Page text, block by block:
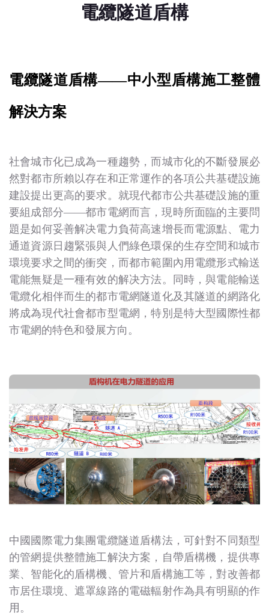
電纜隧道盾構
電纜隧道盾構——中小型盾構施工整體
解決方案
社會城市化已成為一種趨勢，而城市化的不斷發展必
然對都市所賴以存在和正常運作的各項公共基礎設施
建設提出更高的要求。就現代都市公共基礎設施的重
要組成部分——都市電網而言，現時所面臨的主要問
題是如何妥善解决電力負荷高速增長而電源點、電力
通道資源日趨緊張與人們綠色環保的生存空間和城市
環境要求之間的衝突，而都市範圍內用電纜形式輸送
電能無疑是一種有效的解决方法。同時，與電能輸送
電纜化相伴而生的都市電網隧道化及其隧道的網路化
將成為現代社會都市型電網，特別是特大型國際性都
市電網的特色和發展方向。
中國國際電力集團電纜隧道盾構法，可針對不同類型
的管網提供整體施工解決方案，自帶盾構機，提供專
業、智能化的盾構機、管片和盾構施工等，對改善都
市居住環境、遮罩線路的電磁輻射作為具有明顯的作
用。